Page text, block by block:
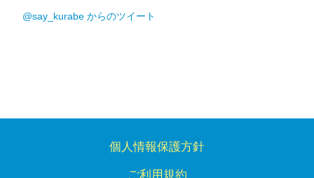
@say_kurabe からのツイート
個人情報保護方針
ご利用規約